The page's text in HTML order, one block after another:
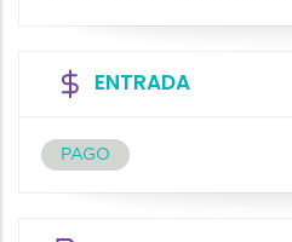
ENTRADA
PAGO